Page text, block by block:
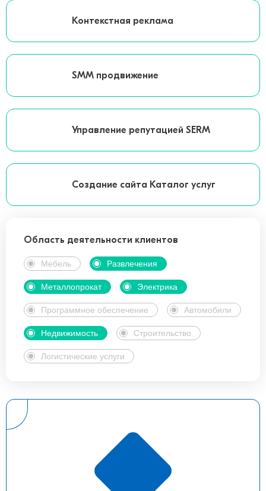
Контекстная реклама
SMM продвижение
Управление репутацией SERM
Создание сайта Каталог услуг
Область деятельности клиентов
Мебель Развлечения
Металлопрокат Электрика
Программное обеспечение Автомобили
Недвижимость Строительство
Логистические услуги